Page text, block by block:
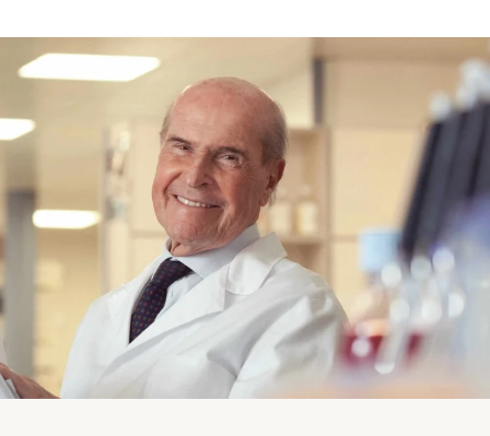
la nascita dei nuovi antivirali contro il
virus dell’epatite C, la rivoluzione dei
trattamenti per l’ictus tramite la
chirurgia endovascolare e la nascita
delle nuove terapie a lunga durata
d’azione per HIV. Dal 2020 ha inoltre
contribuito al racconto della pandemia
Covid-19 approfondendo in particolare
l'iter che ha portato allo sviluppo dei
vaccini a mRNA. Collabora con diverse
testate nazionali.